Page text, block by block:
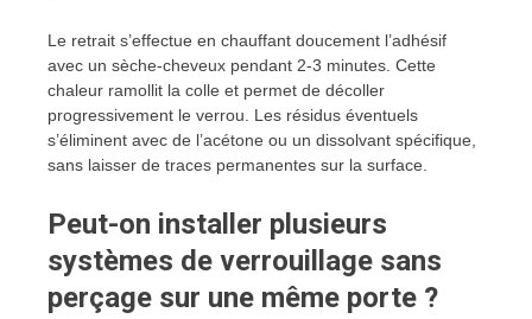
Le retrait s’effectue en chauffant doucement l’adhésif
avec un sèche-cheveux pendant 2-3 minutes. Cette
chaleur ramollit la colle et permet de décoller
progressivement le verrou. Les résidus éventuels
s’éliminent avec de l’acétone ou un dissolvant spécifique,
sans laisser de traces permanentes sur la surface.
Peut-on installer plusieurs
systèmes de verrouillage sans
perçage sur une même porte ?